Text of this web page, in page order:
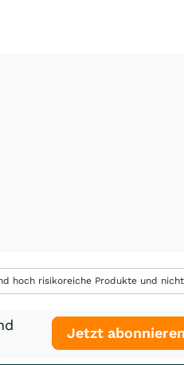
risikoreiche Produkte und
Jetzt